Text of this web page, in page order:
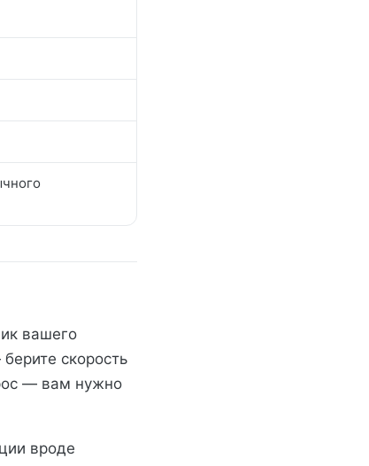
вашего
скорость
— вам нужно
вроде